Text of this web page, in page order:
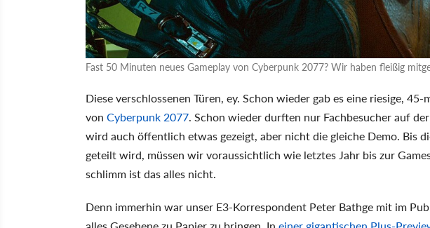
Fast 50 Minuten neues Gameplay von Cyberpunk 2077? Wir haben fleißig
Diese verschlossenen Türen, ey. Schon wieder gab es eine riesige,
von Cyberpunk 2077. Schon wieder durften nur Fachbesucher auf
wird auch öffentlich etwas gezeigt, aber nicht die gleiche Demo. Bis
geteilt wird, müssen wir voraussichtlich wie letztes Jahr bis zur
schlimm ist das alles nicht.
Denn immerhin war unser E3-Korrespondent Peter Bathge mit im